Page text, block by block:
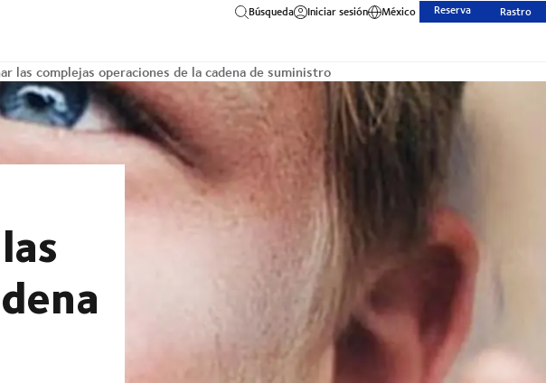
Búsqueda Iniciar sesión México Reserva Rastro
las complejas operaciones de la cadena de suministro